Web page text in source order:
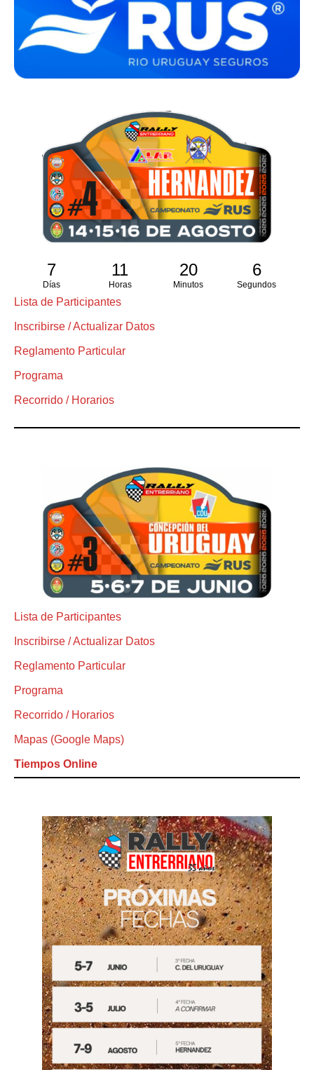
7
Días
11
Horas
20
Minutos
5
Segundos
Lista de Participantes
Inscribirse / Actualizar Datos
Reglamento Particular
Programa
Recorrido / Horarios
Lista de Participantes
Inscribirse / Actualizar Datos
Reglamento Particular
Programa
Recorrido / Horarios
Mapas (Google Maps)
Tiempos Online